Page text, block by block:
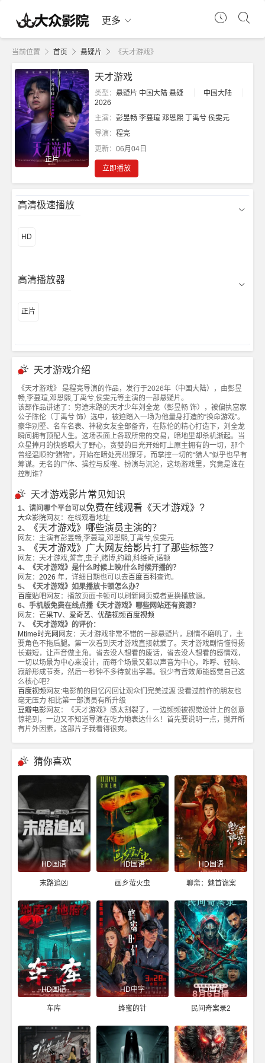
更多
当前位置 首页 悬疑片 《天才游戏》
正片
天才游戏
类型： 悬疑片 中国大陆 悬疑
中国大陆
2026
主演： 彭昱畅 李蔓瑄 邓恩熙 丁禹兮 侯雯元
导演： 程亮
更新： 06月04日
立即播放
高清极速播放
HD
高清播放器
正片
天才游戏介绍
《天才游戏》 是程亮导演的作品，发行于2026年（中国大陆），由彭昱
畅,李蔓瑄,邓恩熙,丁禹兮,侯雯元等主演的一部悬疑片。
该部作品讲述了：穷途末路的天才少年刘全龙（彭昱畅 饰），被偏执富家
公子陈伦（丁禹兮 饰）选中，被迫踏入一场为他量身打造的“换命游戏”。
豪华别墅、名车名表、神秘女友全部备齐，在陈伦的精心打造下，刘全龙
瞬间拥有顶配人生。这场表面上各取所需的交易，暗地里却杀机渐起。当
众星捧月的快感喂大了野心，贪婪的目光开始盯上原主拥有的一切，那个
曾经温顺的“猎物”，开始在暗处亮出獠牙，而掌控一切的“猎人”似乎也早有
筹谋。无名的尸体、操控与反噬、扮演与沉沦，这场游戏里，究竟是谁在
控制谁？
天才游戏影片常见知识
1、请问哪个平台可以免费在线观看《天才游戏》?
大众影院网友：在线观看地址
2、
《天才游戏》哪些演员主演的？
网友：主演有彭昱畅,李蔓瑄,邓恩熙,丁禹兮,侯雯元
3、
《天才游戏》广大网友给影片打了那些标签？
网友：天才游戏,誓言,虫子,赌博,约翰,科维奇,诺顿
4、《天才游戏》是什么时候上映/什么时候开播的？
网友： 2026 年，详细日期也可以去百度百科查询。
5、《天才游戏》如果播放卡顿怎么办？
百度贴吧网友：播放页面卡顿可以刷新网页或者更换播放源。
6、手机版免费在线点播《天才游戏》哪些网站还有资源？
网友： 芒果TV、 爱奇艺、 优酷视频 百度视频
7、《天才游戏》的评价：
Mtime时光网 网友：天才游戏非常不错的一部悬疑片，剧情不磨叽了，主
要角色不拖后腿。第一次看到天才游戏直接就爱了。天才游戏剧情懂得扬
长避短，让声音做主角。省去没人想看的废话，省去没人想看的感情戏，
一切以场景为中心来设计，而每个场景又都以声音为中心，咋呼、轻响、
寂静形成节奏，然后一秒钟不多待就出字幕。很少有音效师能感觉自己这
么核心吧？
百度视频 网友:电影前的回忆闪回让观众们完美过渡 没看过前作的朋友也
毫无压力 相比第一部演员有所升级
豆瓣电影网友：《天才游戏》感太割裂了，一边频频被视觉设计上的创意
惊艳到，一边又不知道导演在吃力地表达什么！首先要说明一点，抛开所
有片外因素，这部片子我看得很爽。
猜你喜欢
HD国语
末路追凶
HD国语
画乡萤火虫
HD国语
聊斋：魅首诡案
HD国语
车库
HD中字
蜂蜜的针
HD国语
民间奇案录2